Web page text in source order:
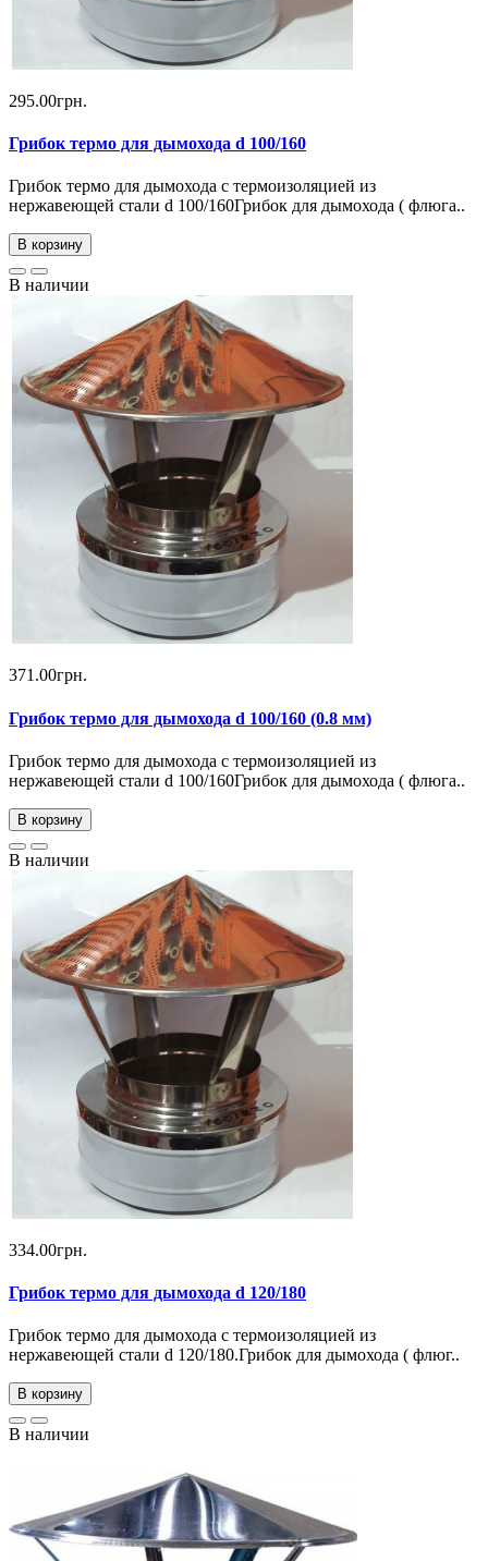
295.00грн.
Грибок термо для дымохода d 100/160
Грибок термо для дымохода с термоизоляцией из
нержавеющей стали d 100/160Грибок для дымохода ( флюга..
В корзину
В наличии
371.00грн.
Грибок термо для дымохода d 100/160 (0.8 мм)
Грибок термо для дымохода с термоизоляцией из
нержавеющей стали d 100/160Грибок для дымохода ( флюга..
В корзину
В наличии
334.00грн.
Грибок термо для дымохода d 120/180
Грибок термо для дымохода с термоизоляцией из
нержавеющей стали d 120/180.Грибок для дымохода ( флюг..
В корзину
В наличии